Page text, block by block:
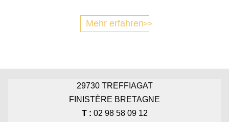
Mehr erfahren
29730 TREFFIAGAT
FINISTÈRE BRETAGNE
T : 02 98 58 09 12